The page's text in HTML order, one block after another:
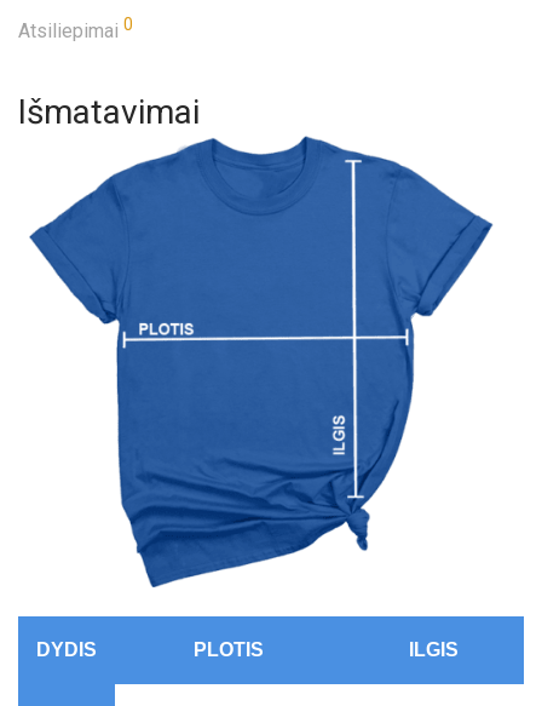
Atsiliepimai 0
Išmatavimai
DYDIS PLOTIS ILGIS